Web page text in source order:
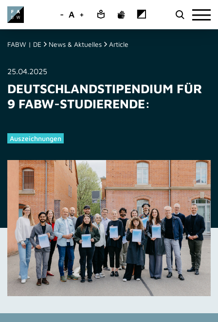
- A +
FABW | DE News & Aktuelles Article
25.04.2025
DEUTSCHLANDSTIPENDIUM FÜR
9 FABW-STUDIERENDE:
Auszeichnungen